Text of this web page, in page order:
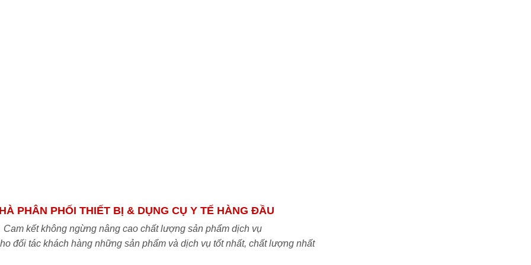
PHÂN PHỐI THIẾT BỊ & DỤNG CỤ Y TẾ HÀNG ĐẦU
Cam kết không ngừng nâng cao chất lượng sản phẩm dịch vụ
đối tác khách hàng những sản phẩm và dịch vụ tốt nhất, chất lượng nhất